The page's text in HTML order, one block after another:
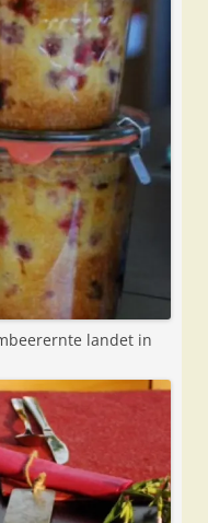
landet in